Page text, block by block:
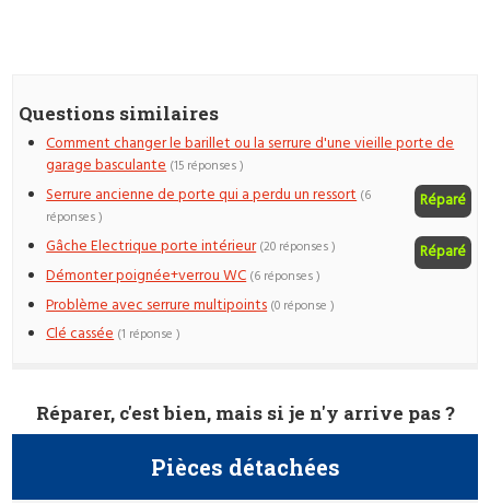
Questions similaires
Comment changer le barillet ou la serrure d'une vieille porte de
garage basculante (15 réponses )
Serrure ancienne de porte qui a perdu un ressort Réparé
(6
réponses )
Gâche Electrique porte intérieur Réparé
(20 réponses )
Démonter poignée+verrou WC (6 réponses )
Problème avec serrure multipoints (0 réponse )
Clé cassée (1 réponse )
Réparer, c'est bien, mais si je n'y arrive pas ?
Pièces détachées